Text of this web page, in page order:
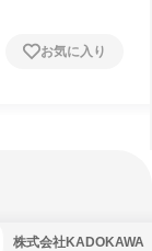
お気に入り
株式会社KADOKAWA